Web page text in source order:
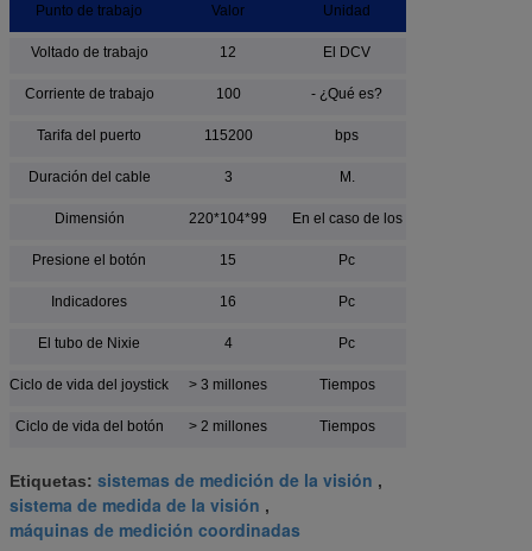
Punto de trabajo Valor Unidad
Voltado de trabajo 12 El DCV
Corriente de trabajo 100 - ¿Qué es?
Tarifa del puerto 115200 bps
Duración del cable 3 M.
Dimensión 220*104*99 En el caso de los
Presione el botón 15 Pc
Indicadores 16 Pc
El tubo de Nixie 4 Pc
Ciclo de vida del joystick > 3 millones Tiempos
Ciclo de vida del botón > 2 millones Tiempos
Etiquetas: sistemas de medición de la visión ,
sistema de medida de la visión ,
máquinas de medición coordinadas